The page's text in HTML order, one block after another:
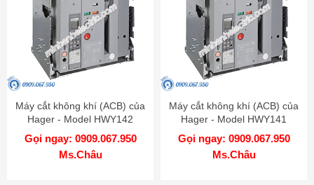
Máy cắt không khí (ACB) của
Hager - Model HWY142
Gọi ngay: 0909.067.950
Ms.Châu
Máy cắt không khí (ACB) của
Hager - Model HWY141
Gọi ngay: 0909.067.950
Ms.Châu